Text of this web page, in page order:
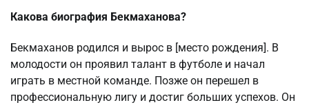
Какова биография Бекмаханова?
Бекмаханов родился и вырос в [место рождения]. В
молодости он проявил талант в футболе и начал
играть в местной команде. Позже он перешел в
профессиональную лигу и достиг больших успехов. Он